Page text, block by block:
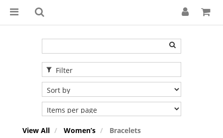
Filter
View All Women’s Bracelets